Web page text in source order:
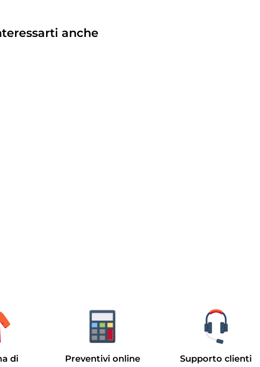
anche
di
Preventivi online Supporto clienti